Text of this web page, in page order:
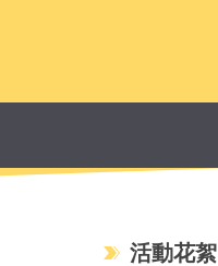
活動花絮